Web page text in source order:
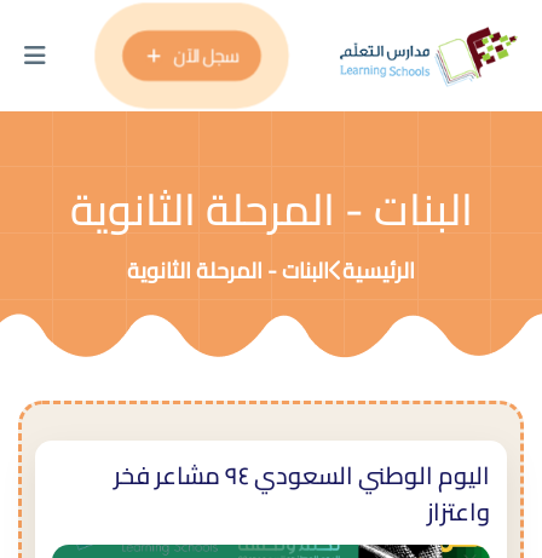
سجل الآن
البنات - المرحلة الثانوية
الرئيسية البنات - المرحلة الثانوية
اليوم الوطني السعودي ٩٤ مشاعر فخر
واعتزاز